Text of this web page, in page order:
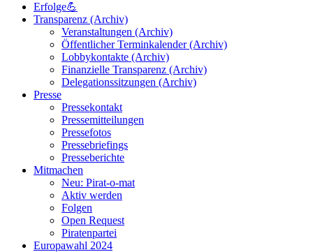
Erfolge💪
Transparenz (Archiv)
Veranstaltungen (Archiv)
Öffentlicher Terminkalender (Archiv)
Lobbykontakte (Archiv)
Finanzielle Transparenz (Archiv)
Delegationssitzungen (Archiv)
Presse
Pressekontakt
Pressemitteilungen
Pressefotos
Pressebriefings
Presseberichte
Mitmachen
Neu: Pirat-o-mat
Aktiv werden
Folgen
Open Request
Piratenpartei
Europawahl 2024